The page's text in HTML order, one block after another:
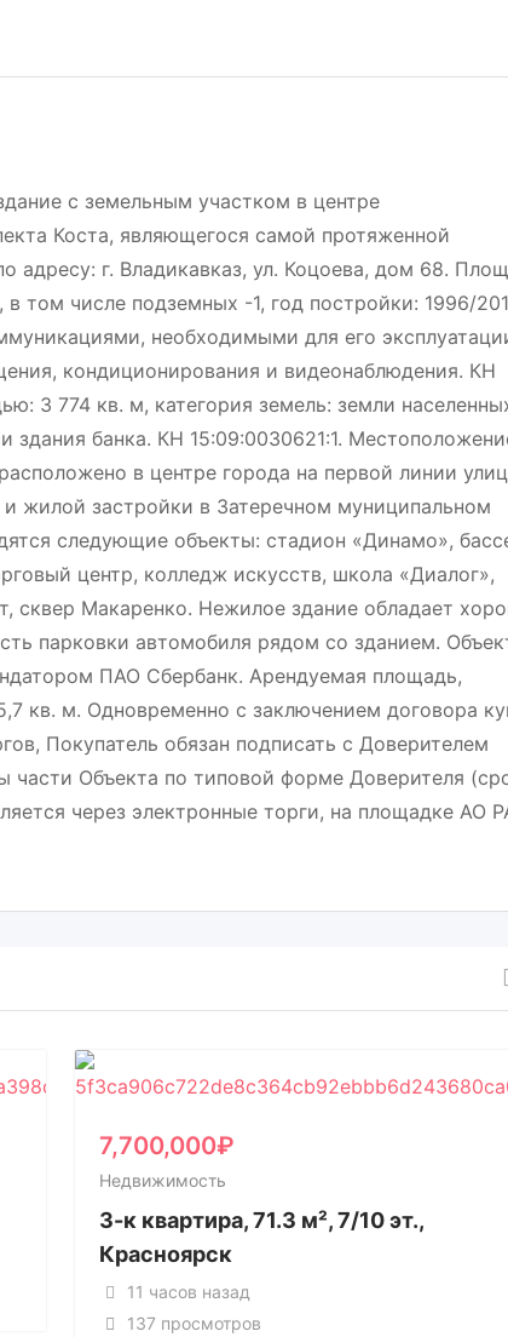
с земельным участком в центре
Коста, являющегося самой протяженной
адресу: г. Владикавказ, ул. Коцоева, дом 68.
том числе подземных -1, год постройки: 1996/
необходимыми для его
кондиционирования и видеонаблюдения. КН
3 774 кв. м, категория земель: земли
здания банка. КН 15:09:0030621:1.
в центре города на первой линии
жилой застройки в Затеречном муниципальном
следующие объекты: стадион «Динамо»,
центр, колледж искусств, школа «Диалог»,
сквер Макаренко. Нежилое здание обладает
парковки автомобиля рядом со зданием.
ПАО Сбербанк. Арендуемая площадь,
кв. м. Одновременно с заключением договора
Покупатель обязан подписать с Доверителем
части Объекта по типовой форме Доверителя
через электронные торги, на площадке АО
7,700,000₽
Недвижимость
3-к квартира, 71.3 м², 7/10 эт.,
Красноярск
11 часов назад
137 просмотров